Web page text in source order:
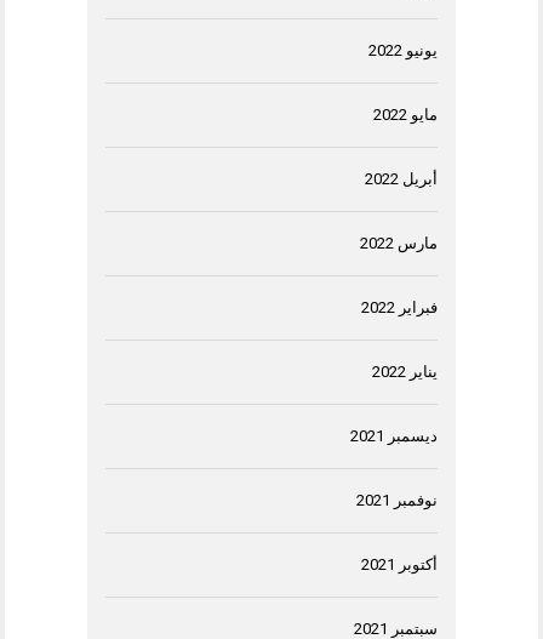
يونيو 2022
مايو 2022
أبريل 2022
مارس 2022
فبراير 2022
يناير 2022
ديسمبر 2021
نوفمبر 2021
أكتوبر 2021
سبتمبر 2021